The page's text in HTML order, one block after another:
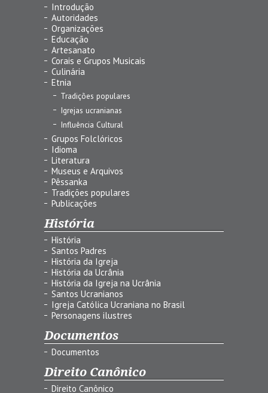
Introdução
Autoridades
Organizações
Educação
Artesanato
Corais e Grupos Musicais
Culinária
Etnia
Tradições populares
Igrejas ucranianas
Influência Cultural
Grupos Folclóricos
Idioma
Literatura
Museus e Arquivos
Pêssanka
Tradições populares
Publicações
História
História
Santos Padres
História da Igreja
História da Ucrânia
História da Igreja na Ucrânia
Santos Ucranianos
Igreja Católica Ucraniana no Brasil
Personagens ilustres
Documentos
Documentos
Direito Canônico
Direito Canônico